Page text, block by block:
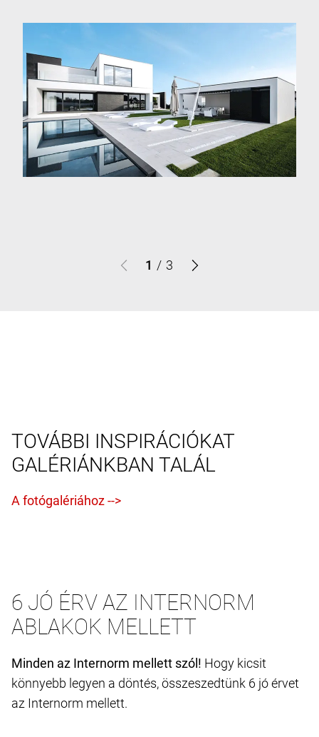
1 / 3
TOVÁBBI INSPIRÁCIÓKAT
GALÉRIÁNKBAN TALÁL
6 JÓ ÉRV AZ INTERNORM
ABLAKOK MELLETT
Minden az Internorm mellett szól! Hogy kicsit
könnyebb legyen a döntés, összeszedtünk 6 jó érvet
az Internorm mellett.